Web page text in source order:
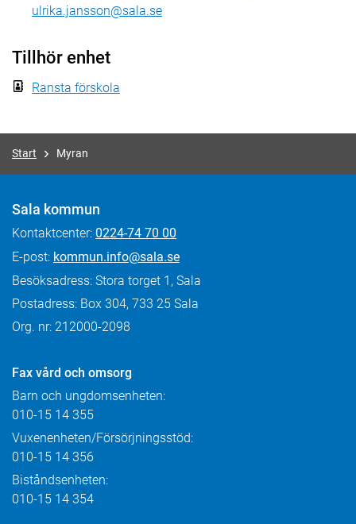
ulrika.jansson@sala.se
Tillhör enhet
Ransta förskola
Start Myran
Sala kommun
Kontaktcenter: 0224-74 70 00
E-post: kommun.info@sala.se
Besöksadress: Stora torget 1, Sala
Postadress: Box 304, 733 25 Sala
Org. nr: 212000-2098
Fax vård och omsorg
Barn och ungdomsenheten:
010-15 14 355
Vuxenenheten/Försörjningsstöd:
010-15 14 356
Biståndsenheten:
010-15 14 354